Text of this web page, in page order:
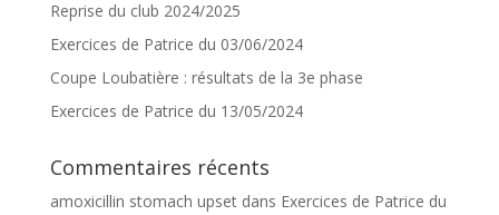
Reprise du club 2024/2025
Exercices de Patrice du 03/06/2024
Coupe Loubatière : résultats de la 3e phase
Exercices de Patrice du 13/05/2024
Commentaires récents
amoxicillin stomach upsetdans Exercices de Patrice du